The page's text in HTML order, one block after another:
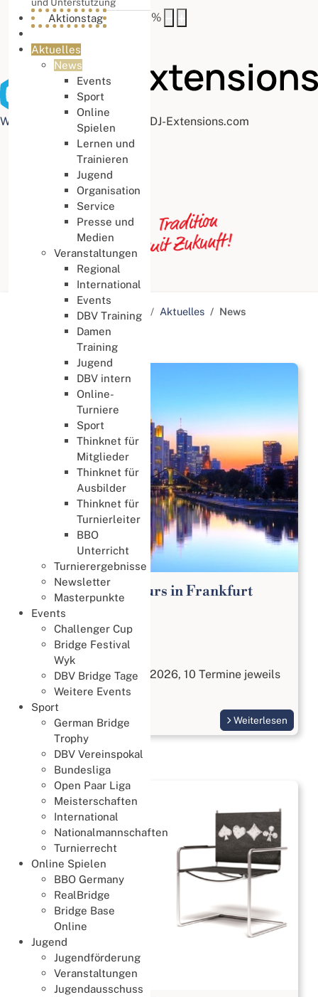
Buchstabenabstand
%
Web Accessibility plugin by DJ-Extensions.com
Aktionstag
Aktuelles
News
Events
Sport
Online
Spielen
Lernen und
Trainieren
Jugend
Organisation
Service
Presse und
Medien
Veranstaltungen
Regional
International
Events
DBV Training
Damen
Training
Jugend
DBV intern
Online-
Turniere
Sport
Thinknet für
Mitglieder
Thinknet für
Ausbilder
Thinknet für
Turnierleiter
BBO
Unterricht
Turnierergebnisse
Newsletter
Masterpunkte
Events
Challenger Cup
Bridge Festival
Wyk
DBV Bridge Tage
Weitere Events
Sport
German Bridge
Trophy
DBV Vereinspokal
Bundesliga
Open Paar Liga
Meisterschaften
International
Nationalmannschaften
Turnierrecht
Online Spielen
BBO Germany
RealBridge
Bridge Base
Online
Jugend
Jugendförderung
Veranstaltungen
Jugendausschuss
Aktuelle Seite: Startseite Aktuelles News
Bridge Anfängerkurs in Frankfurt
Lernen & Trainieren
02. August 2026
Bridge kennenlernen
Start am 3. September 2026, 10 Termine jeweils
Donnerstags
Weiterlesen